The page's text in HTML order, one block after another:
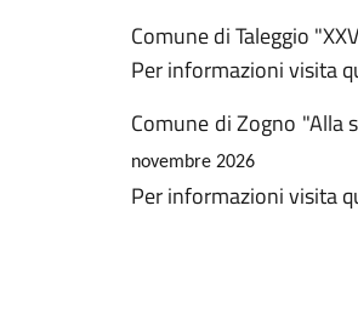
Comune di Taleggio
Per informazioni visita
Comune di Zogno "Alla
novembre 2026
Per informazioni visita